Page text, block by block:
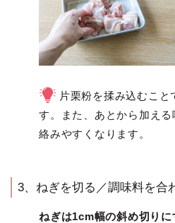
片栗粉を揉み込むこと
す。また、あとから加え
絡みやすくなります。
3、ねぎを切る／調味料を合
ねぎは1cm幅の斜め切りに